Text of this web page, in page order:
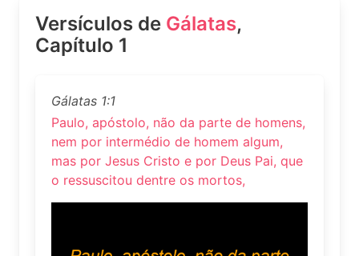
Versículos de Gálatas,
Capítulo 1
Gálatas 1:1
Paulo, apóstolo, não da parte de homens,
nem por intermédio de homem algum,
mas por Jesus Cristo e por Deus Pai, que
o ressuscitou dentre os mortos,